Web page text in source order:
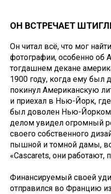
ОН ВСТРЕЧАЕТ
Он читал всё, что мог
фотографии, особенно об
тогдашнем декане
1900 году, когда ему был
покинул Американскую
и приехал в Нью-Йорк,
был доволен Нью-Йорком
делом увидел огромный
своего собственного
пышной и томной дамы,
«Cascarets, они работают,
Финансируемый своей
отправился во Францию